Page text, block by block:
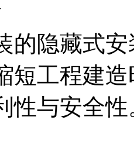
的隐藏式
短工程建
性与安全性